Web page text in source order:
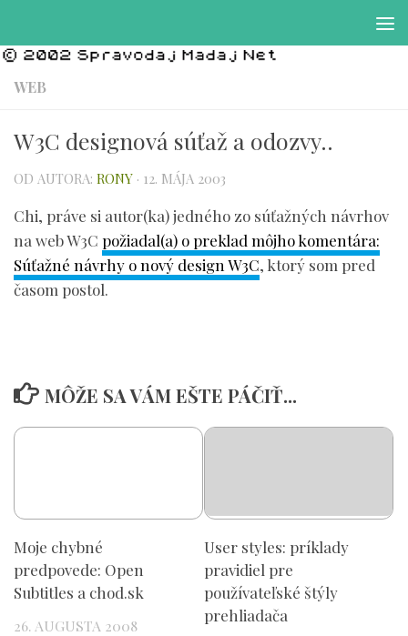
WEB
W3C designová súťaž a odozvy..
OD AUTORA: RONY · 12. MÁJA 2003
Chi, práve si autor(ka) jedného zo súťažných návrhov
na web W3C požiadal(a) o preklad môjho komentára:
Súťažné návrhy o nový design W3C, ktorý som pred
časom postol.
MÔŽE SA VÁM EŠTE PÁČIŤ...
Moje chybné
predpovede: Open
Subtitles a chod.sk
26. AUGUSTA 2008
User styles: príklady
pravidiel pre
používateľské štýly
prehliadača